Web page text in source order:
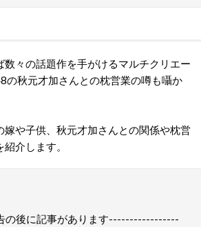
数々の話題作を手がけるマルチクリエー
の秋元才加さんとの枕営業の噂も囁か
嫁や子供、秋元才加さんとの関係や枕営
介します。
後に記事があります-----------------